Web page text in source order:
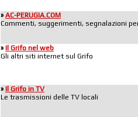
» AC-PERUGIA.COM
Commenti, suggerimenti, segnalazioni
» Il Grifo nel web
Gli altri siti internet sul Grifo
» Il Grifo in TV
Le trasmissioni delle TV locali